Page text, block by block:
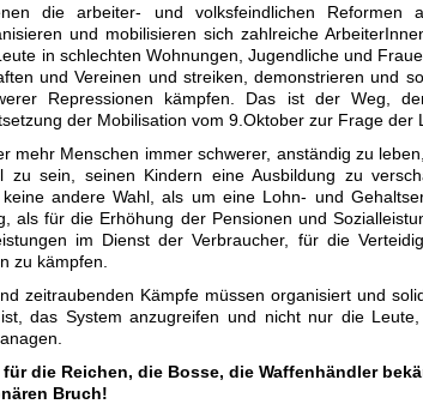
die arbeiter- und volksfeindlichen Reformen
und mobilisieren sich zahlreiche
in schlechten Wohnungen, Jugendliche und
und Vereinen und streiken, demonstrieren und
Repressionen kämpfen. Das ist der Weg,
der Mobilisation vom 9.Oktober zur Frage der
mehr Menschen immer schwerer, anständig zu
zu sein, seinen Kindern eine Ausbildung zu
keine andere Wahl, als um eine Lohn- und
als für die Erhöhung der Pensionen und
im Dienst der Verbraucher, für die
zu kämpfen.
zeitraubenden Kämpfe müssen organisiert und
das System anzugreifen und nicht nur die
die Reichen, die Bosse, die Waffenhändler
Bruch!